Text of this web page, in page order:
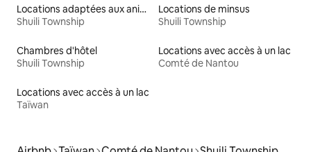
Locations adaptées aux animaux
Shuili Township
Locations de minsus
Shuili Township
Chambres d'hôtel
Shuili Township
Locations avec accès à un lac
Comté de Nantou
Locations avec accès à un lac
Taïwan